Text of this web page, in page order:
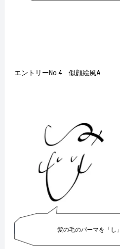
エントリーNo.4 似顔絵風A
髪の毛のパーマを「し